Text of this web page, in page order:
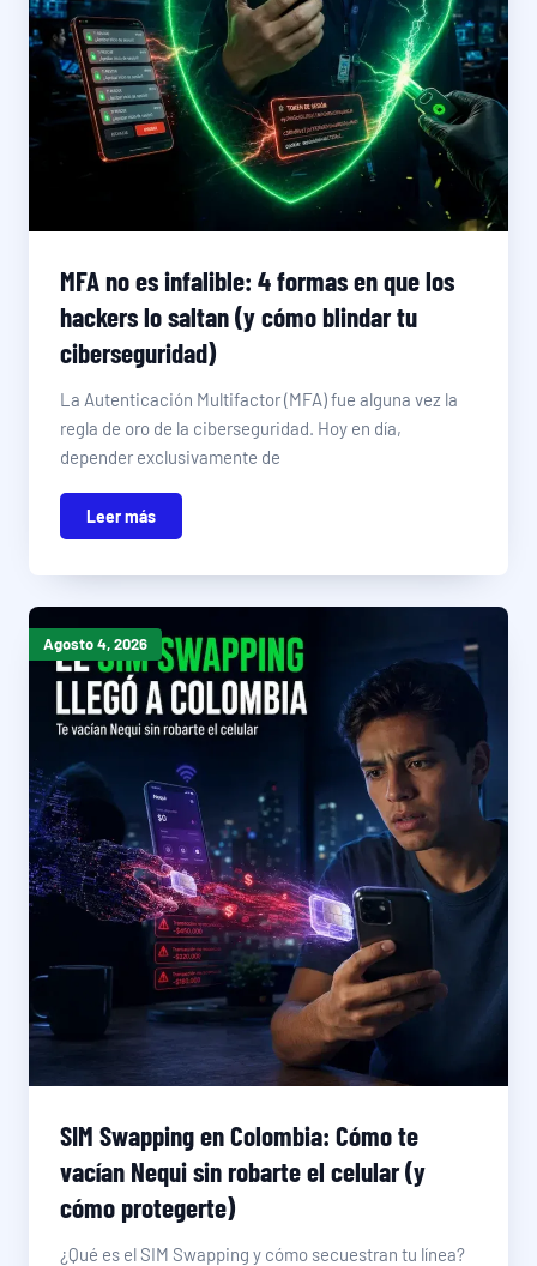
MFA no es infalible: 4 formas en que los
hackers lo saltan (y cómo blindar tu
ciberseguridad)
La Autenticación Multifactor (MFA) fue alguna vez la
regla de oro de la ciberseguridad. Hoy en día,
depender exclusivamente de
Leer más
Agosto 4, 2026
SIM Swapping en Colombia: Cómo te
vacían Nequi sin robarte el celular (y
cómo protegerte)
¿Qué es el SIM Swapping y cómo secuestran tu línea?